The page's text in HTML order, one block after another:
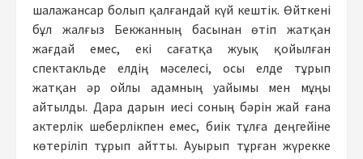
шалажансар болып қалғандай күй кештік. Өйткені
бұл жалғыз Бекжанның басынан өтіп жатқан
жағдай емес, екі сағатқа жуық қойылған
спектакльде елдің мәселесі, осы елде тұрып
жатқан әр ойлы адамның уайымы мен мұңы
айтылды. Дара дарын иесі соның бәрін жай ғана
актерлік шеберлікпен емес, биік тұлға деңгейіне
көтеріліп тұрып айтты. Ауырып тұрған жүрекке